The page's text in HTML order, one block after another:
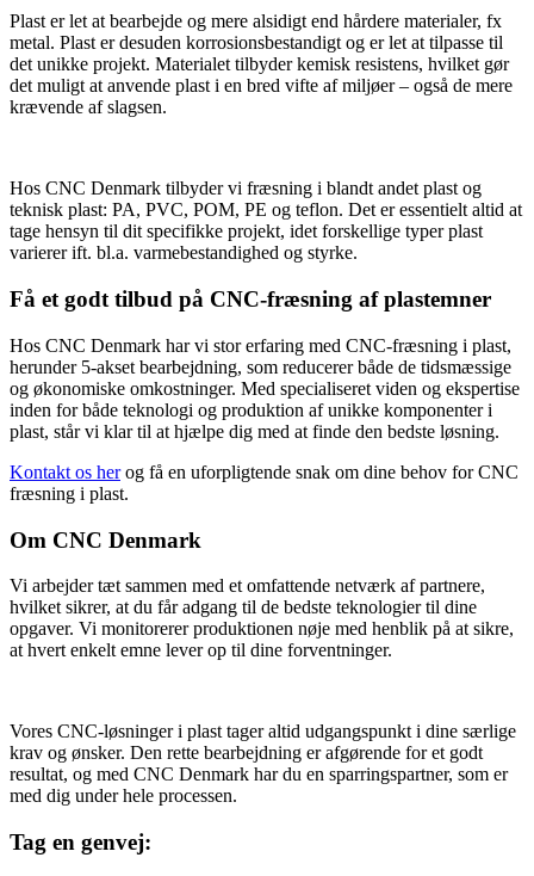
Plast er let at bearbejde og mere alsidigt end hårdere materialer, fx
metal. Plast er desuden korrosionsbestandigt og er let at tilpasse til
det unikke projekt. Materialet tilbyder kemisk resistens, hvilket gør
det muligt at anvende plast i en bred vifte af miljøer – også de mere
krævende af slagsen.
Hos CNC Denmark tilbyder vi fræsning i blandt andet plast og
teknisk plast: PA, PVC, POM, PE og teflon. Det er essentielt altid at
tage hensyn til dit specifikke projekt, idet forskellige typer plast
varierer ift. bl.a. varmebestandighed og styrke.
Få et godt tilbud på CNC-fræsning af plastemner
Hos CNC Denmark har vi stor erfaring med CNC-fræsning i plast,
herunder 5-akset bearbejdning, som reducerer både de tidsmæssige
og økonomiske omkostninger. Med specialiseret viden og ekspertise
inden for både teknologi og produktion af unikke komponenter i
plast, står vi klar til at hjælpe dig med at finde den bedste løsning.
Kontakt os herog få en uforpligtende snak om dine behov for CNC
fræsning i plast.
Om CNC Denmark
Vi arbejder tæt sammen med et omfattende netværk af partnere,
hvilket sikrer, at du får adgang til de bedste teknologier til dine
opgaver. Vi monitorerer produktionen nøje med henblik på at sikre,
at hvert enkelt emne lever op til dine forventninger.
Vores CNC-løsninger i plast tager altid udgangspunkt i dine særlige
krav og ønsker. Den rette bearbejdning er afgørende for et godt
resultat, og med CNC Denmark har du en sparringspartner, som er
med dig under hele processen.
Tag en genvej: